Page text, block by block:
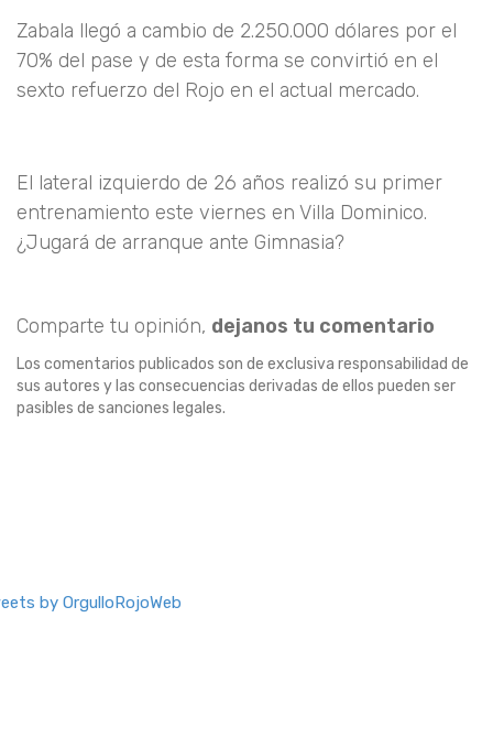
Zabala llegó a cambio de 2.250.000 dólares por el
70% del pase y de esta forma se convirtió en el
sexto refuerzo del Rojo en el actual mercado.
El lateral izquierdo de 26 años realizó su primer
entrenamiento este viernes en Villa Dominico.
¿Jugará de arranque ante Gimnasia?
Comparte tu opinión, dejanos tu comentario
Los comentarios publicados son de exclusiva responsabilidad de
sus autores y las consecuencias derivadas de ellos pueden ser
pasibles de sanciones legales.
by OrgulloRojoWeb